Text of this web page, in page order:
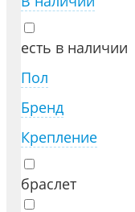
есть в наличии
Пол
Бренд
Крепление
браслет